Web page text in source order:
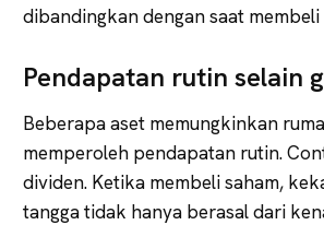
dibandingkan dengan saat
Pendapatan rutin selain
Beberapa aset memungkinkan
memperoleh pendapatan rutin.
dividen. Ketika membeli saham,
tangga tidak hanya berasal dari